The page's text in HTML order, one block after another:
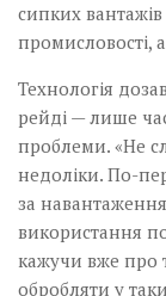
сипких
промисловості,
Технологія
рейді — лише
проблеми. «Не
недоліки. По-
за
використання
кажучи вже про
обробляти у